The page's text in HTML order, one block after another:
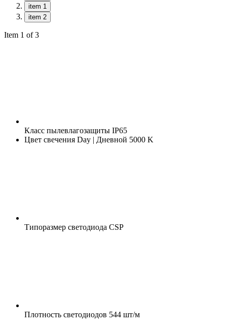
item 1
item 2
Item 1 of 3
Класс пылевлагозащиты IP65
Цвет свечения Day | Дневной 5000 K
Типоразмер светодиода CSP
Плотность светодиодов 544 шт/м